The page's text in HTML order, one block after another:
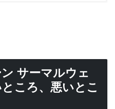
サーマルウェ
ころ、悪いとこ